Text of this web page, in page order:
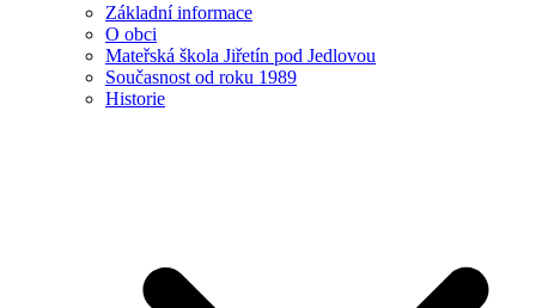
Základní informace
O obci
Mateřská škola Jiřetín pod Jedlovou
Současnost od roku 1989
Historie